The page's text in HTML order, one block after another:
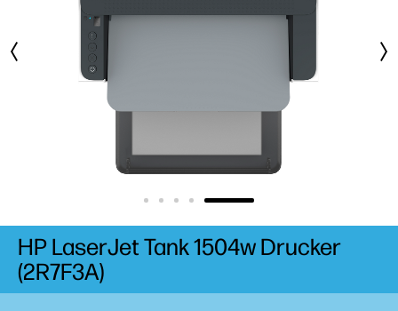
HP LaserJet Tank 1504w Drucker
(2R7F3A)